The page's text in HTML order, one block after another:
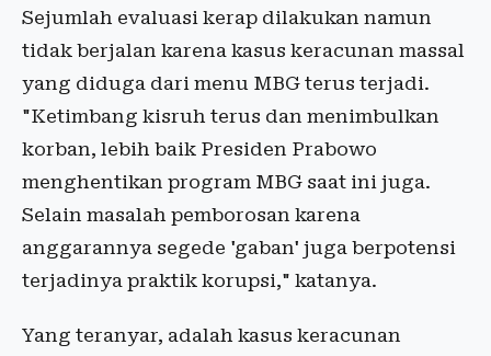
Sejumlah evaluasi kerap dilakukan namun
tidak berjalan karena kasus keracunan massal
yang diduga dari menu MBG terus terjadi.
"Ketimbang kisruh terus dan menimbulkan
korban, lebih baik Presiden Prabowo
menghentikan program MBG saat ini juga.
Selain masalah pemborosan karena
anggarannya segede 'gaban' juga berpotensi
terjadinya praktik korupsi," katanya.
Yang teranyar, adalah kasus keracunan